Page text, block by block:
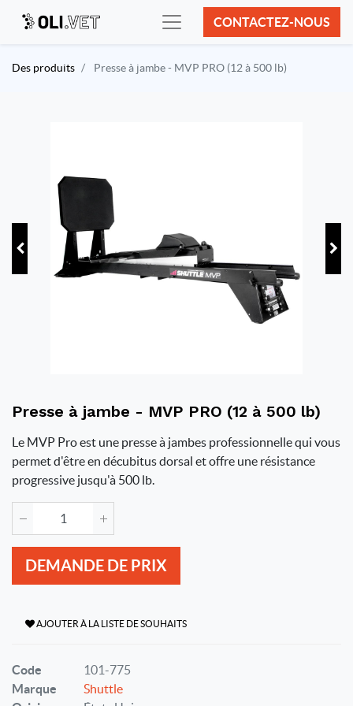
CONTACTEZ-NOUS
Des produits Presse à jambe - MVP PRO (12 à 500 lb)
Presse à jambe - MVP PRO (12 à 500 lb)
Le MVP Pro est une presse à jambes professionnelle qui vous
permet d'être en décubitus dorsal et offre une résistance
progressive jusqu'à 500 lb.
DEMANDE DE PRIX
AJOUTER À LA LISTE DE SOUHAITS
Code
101-775
Marque
Shuttle